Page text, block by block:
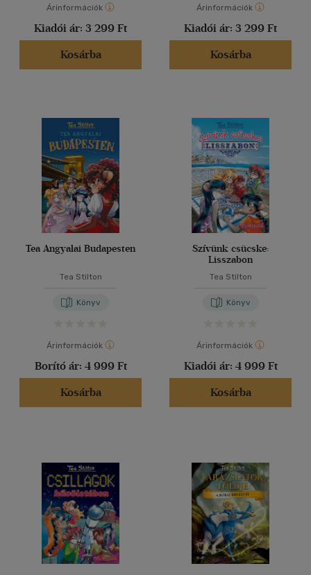
Árinformációk
Kiadói ár: 3 299 Ft
Kosárba
Árinformációk
Kiadói ár: 3 299 Ft
Kosárba
Tea Angyalai Budapesten
Tea Stilton
Könyv
Árinformációk
Borító ár: 4 999 Ft
Kosárba
Szívünk csücske:
Lisszabon
Tea Stilton
Könyv
Árinformációk
Kiadói ár: 4 999 Ft
Kosárba